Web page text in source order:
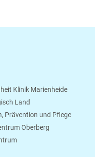
Klinik Marienheide
Land
Prävention und Pflege
Oberberg